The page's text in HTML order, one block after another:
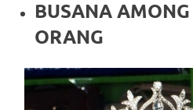
BUSANA
ORANG